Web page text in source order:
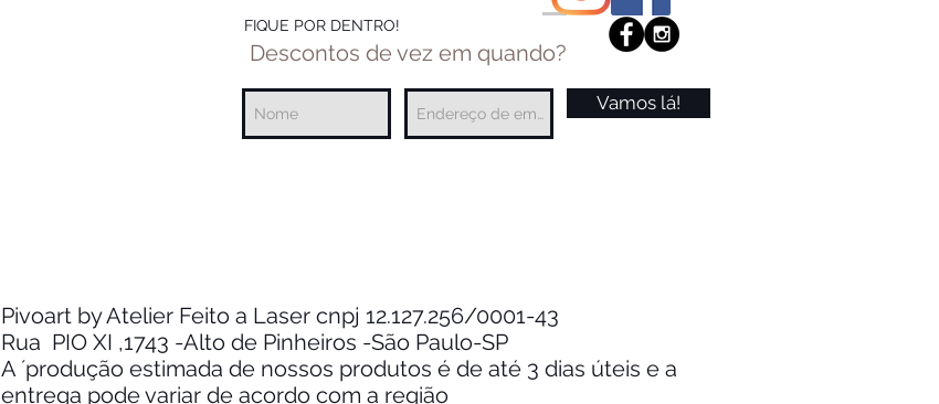
FIQUE POR DENTRO!
Descontos de vez em quando?
Vamos lá!
Pivoart by Atelier Feito a Laser cnpj 12.127.256/0001-43
Rua PIO XI ,1743 -Alto de Pinheiros -São Paulo-SP
A ´produção estimada de nossos produtos é de até 3 dias úteis e a
entrega pode variar de acordo com a região